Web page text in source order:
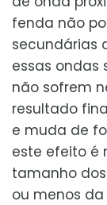
fenda não
secundárias
essas ondas
não sofrem
resultado
e muda de
este efeito é
tamanho
ou menos